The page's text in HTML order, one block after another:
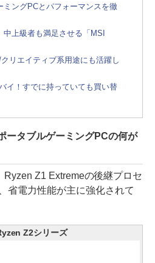
ミングPCとパフォーマンスを徹
上級者も満足させる「MSI
リエイティブ系用途にも活躍し
イ！すでに持っていても買い替
ータブルゲーミングPCの何が
Z1 Extremeの後継プロセ
省電力性能が主に強化されて
Z2シリーズ